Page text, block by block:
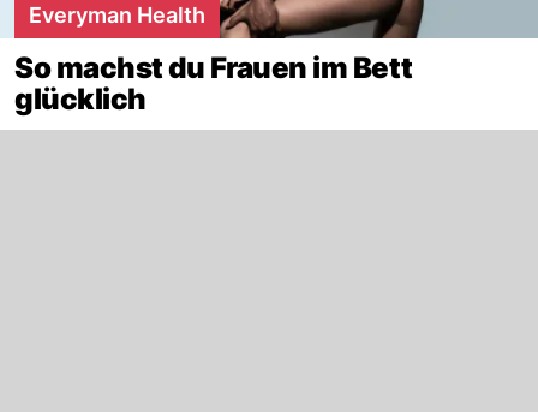
Everyman Health
So machst du Frauen im Bett
glücklich